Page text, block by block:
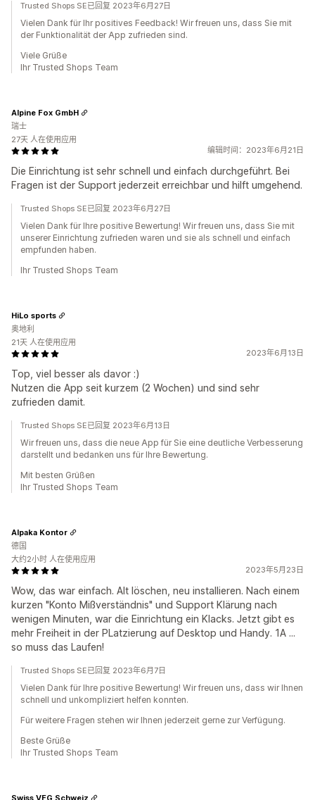
Trusted Shops SE已回复 2023年6月27日
Vielen Dank für Ihr positives Feedback! Wir freuen uns, dass Sie mit
der Funktionalität der App zufrieden sind.
Viele Grüße
Ihr Trusted Shops Team
编辑时间：2023年6月21日
Die Einrichtung ist sehr schnell und einfach durchgeführt. Bei
Fragen ist der Support jederzeit erreichbar und hilft umgehend.
Alpine Fox GmbH
瑞士
27天 人在使用应用
Trusted Shops SE已回复 2023年6月27日
Vielen Dank für Ihre positive Bewertung! Wir freuen uns, dass Sie mit
unserer Einrichtung zufrieden waren und sie als schnell und einfach
empfunden haben.
Ihr Trusted Shops Team
2023年6月13日
Top, viel besser als davor :)
Nutzen die App seit kurzem (2 Wochen) und sind sehr
zufrieden damit.
HiLo sports
奥地利
21天 人在使用应用
Trusted Shops SE已回复 2023年6月13日
Wir freuen uns, dass die neue App für Sie eine deutliche Verbesserung
darstellt und bedanken uns für Ihre Bewertung.
Mit besten Grüßen
Ihr Trusted Shops Team
2023年5月23日
Wow, das war einfach. Alt löschen, neu installieren. Nach einem
kurzen "Konto Mißverständnis" und Support Klärung nach
wenigen Minuten, war die Einrichtung ein Klacks. Jetzt gibt es
mehr Freiheit in der PLatzierung auf Desktop und Handy. 1A ...
so muss das Laufen!
Alpaka Kontor
德国
大约2小时 人在使用应用
Trusted Shops SE已回复 2023年6月7日
Vielen Dank für Ihre positive Bewertung! Wir freuen uns, dass wir Ihnen
schnell und unkompliziert helfen konnten.
Für weitere Fragen stehen wir Ihnen jederzeit gerne zur Verfügung.
Beste Grüße
Ihr Trusted Shops Team
Swiss VFG Schweiz